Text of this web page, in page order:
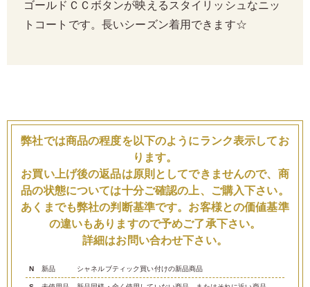
ゴールドＣＣボタンが映えるスタイリッシュなニッ
トコートです。長いシーズン着用できます☆
弊社では商品の程度を以下のようにランク表示してお
ります。
お買い上げ後の返品は原則としてできませんので、商
品の状態については十分ご確認の上、ご購入下さい。
あくまでも弊社の判断基準です。お客様との価値基準
の違いもありますので予めご了承下さい。
詳細はお問い合わせ下さい。
N 新品 シャネルブティック買い付けの新品商品